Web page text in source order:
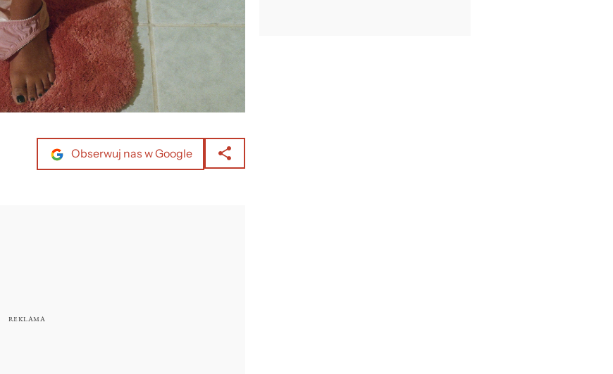
Obserwuj nas w Google